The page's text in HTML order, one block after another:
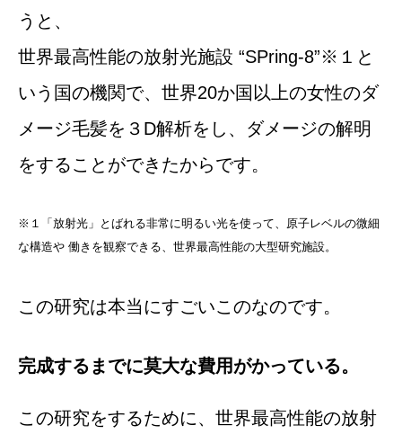
うと、
世界最高性能の放射光施設 “SPring-8”※１と
いう国の機関で、世界20か国以上の女性のダ
メージ毛髪を３D解析をし、ダメージの解明
をすることができたからです。
※１「放射光」とばれる非常に明るい光を使って、原子レベルの微細
な構造や 働きを観察できる、世界最高性能の大型研究施設。
この研究は本当にすごいこのなのです。
完成するまでに莫大な費用がかっている。
この研究をするために、世界最高性能の放射